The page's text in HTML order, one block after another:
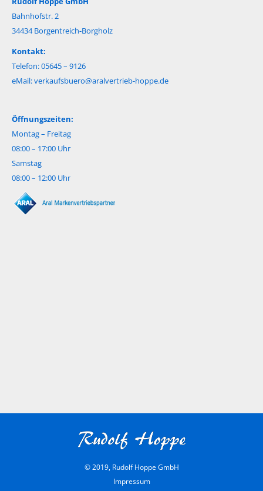
Bahnhofstr. 2
34434 Borgentreich-Borgholz
Kontakt:
Telefon: 05645 – 9126
eMail:verkaufsbuero@aralvertrieb-hoppe.de
Öffnungszeiten:
Montag – Freitag
08:00 – 17:00 Uhr
Samstag
08:00 – 12:00 Uhr
© 2019, Rudolf Hoppe GmbH
Impressum